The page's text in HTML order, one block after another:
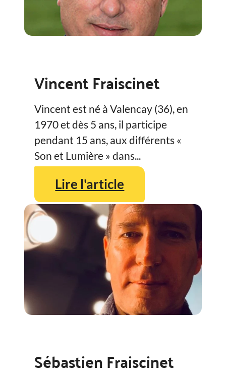
Vincent Fraiscinet
Vincent est né à Valencay (36), en
1970 et dès 5 ans, il participe
pendant 15 ans, aux différents «
Son et Lumière » dans...
Lire l'article
Sébastien Fraiscinet